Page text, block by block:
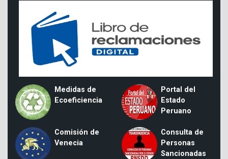
Medidas de
Ecoeficiencia
Portal del
Estado
Peruano
Comisión de
Venecia
Consulta de
Personas
Sancionadas